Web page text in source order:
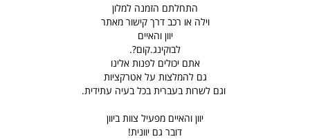
התחלתם הזמנה למלון
וילה או רכב דרך קישור מאתר
יוון והאיים
לבוקינג.קום?.
אתם יכולים לפנות אלינו
גם להמלצות על אטרקציות
וגם לשרות בעברית בכל בעיה עתידית.
יוון והאיים מפעיל צוות ביוון
דובר גם יוונית!